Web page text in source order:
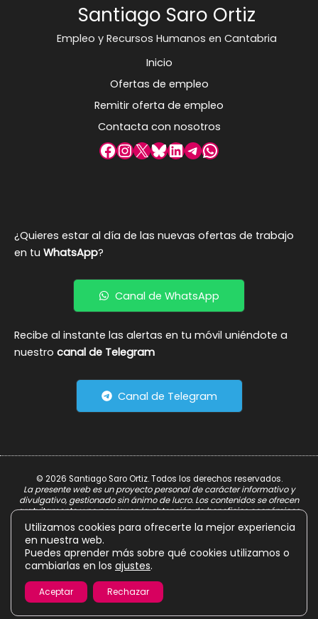
Santiago Saro Ortiz
Empleo y Recursos Humanos en Cantabria
Inicio
Ofertas de empleo
Remitir oferta de empleo
Contacta con nosotros
Facebook
Instagram
X Bluesky
LinkedIn
Telegram
WhatsApp
¿Quieres estar al día de las nuevas ofertas de trabajo
en tu WhatsApp?
Canal de WhatsApp
Recibe al instante las alertas en tu móvil uniéndote a
nuestro canal de Telegram
Canal de Telegram
© 2026 Santiago Saro Ortiz. Todos los derechos reservados.
La presente web es un proyecto personal de carácter informativo y
divulgativo, gestionado sin ánimo de lucro. Los contenidos se ofrecen
gratuitamente y no persiguen la obtención de beneficios económicos.
Política de Privacidad
Política de Cookies
Diseño & Desarrollo
Utilizamos cookies para ofrecerte la mejor experiencia
en nuestra web.
Puedes aprender más sobre qué cookies utilizamos o
cambiarlas en los ajustes.
Aceptar Rechazar